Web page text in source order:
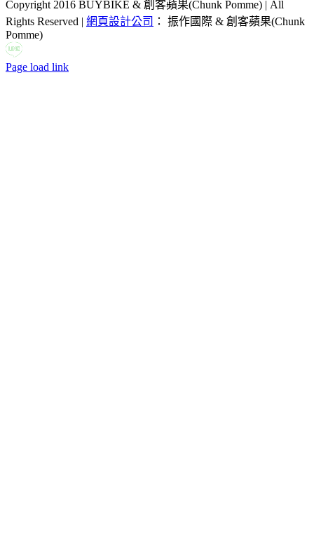
Copyright 2016 BUYBIKE & 創客蘋果(Chunk Pomme) | All
Rights Reserved | 網頁設計公司 ： 振作國際 & 創客蘋果(Chunk
Pomme)
LINEFacebook
Email:
Page load link